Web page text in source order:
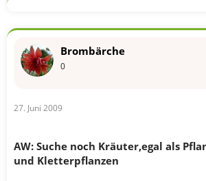
Brombärche
0
27. Juni 2009
AW: Suche noch Kräuter,egal als
und Kletterpflanzen